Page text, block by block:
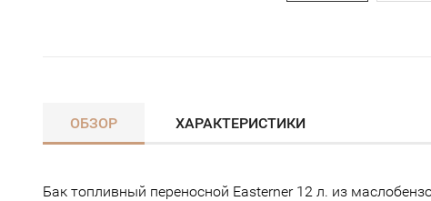
ОБЗОР ХАРАКТЕРИСТИКИ
Бак топливный переносной Easterner 12 л. из